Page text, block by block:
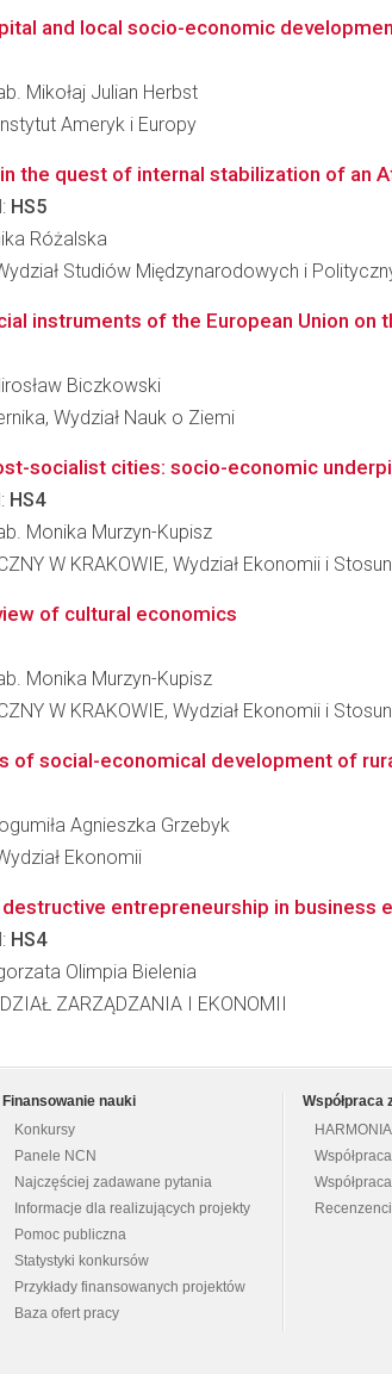
and local socio-economic
Mikołaj Julian Herbst
Ameryk i Europy
the quest of internal stabilization of an
HS5
Różalska
Studiów Międzynarodowych i
instruments of the European Union
Biczkowski
Wydział Nauk o Ziemi
socialist cities: socio-economic
HS4
Monika Murzyn-Kupisz
W KRAKOWIE, Wydział Ekonomii i
of cultural economics
Monika Murzyn-Kupisz
W KRAKOWIE, Wydział Ekonomii i
of social-economical development of
Agnieszka Grzebyk
Ekonomii
entrepreneurship in business
HS4
Olimpia Bielenia
ZARZĄDZANIA I EKONOMII
Finansowanie nauki
Konkursy
Panele NCN
Najczęściej zadawane pytania
Informacje dla realizujących projekty
Pomoc publiczna
Statystyki konkursów
Przykłady finansowanych projektów
Baza ofert pracy
Współpraca
HARMONIA